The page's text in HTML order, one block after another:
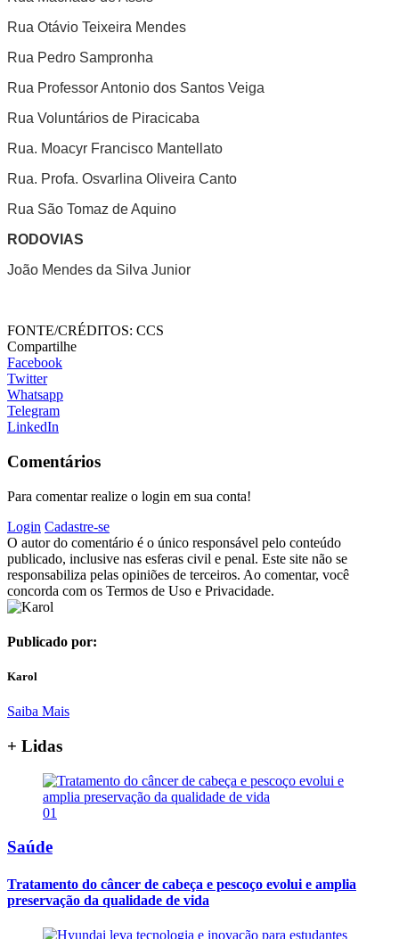
Rua Otávio Teixeira Mendes
Rua Pedro Sampronha
Rua Professor Antonio dos Santos Veiga
Rua Voluntários de Piracicaba
Rua. Moacyr Francisco Mantellato
Rua. Profa. Osvarlina Oliveira Canto
Rua São Tomaz de Aquino
RODOVIAS
João Mendes da Silva Junior
FONTE/CRÉDITOS: CCS
Compartilhe
Facebook
Twitter
Whatsapp
Telegram
LinkedIn
Comentários
Para comentar realize o login em sua conta!
Login Cadastre-se
O autor do comentário é o único responsável pelo conteúdo
publicado, inclusive nas esferas civil e penal. Este site não se
responsabiliza pelas opiniões de terceiros. Ao comentar, você
concorda com os Termos de Uso e Privacidade.
Publicado por:
Karol
Saiba Mais
+ Lidas
01
Saúde
Tratamento do câncer de cabeça e pescoço evolui e amplia
preservação da qualidade de vida